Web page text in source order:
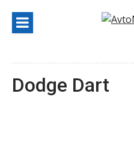
содержанию
Dodge Dart